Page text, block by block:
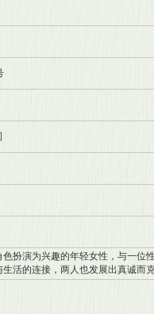
扮演为兴趣的年轻女性，与一位
活的连接，两人也发展出真诚而克